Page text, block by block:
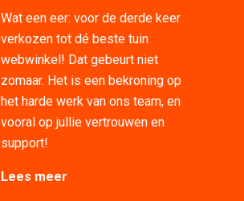
Wat een eer: voor de derde keer
verkozen tot dé beste tuin
webwinkel! Dat gebeurt niet
zomaar. Het is een bekroning op
het harde werk van ons team, en
vooral op jullie vertrouwen en
support!
Lees meer